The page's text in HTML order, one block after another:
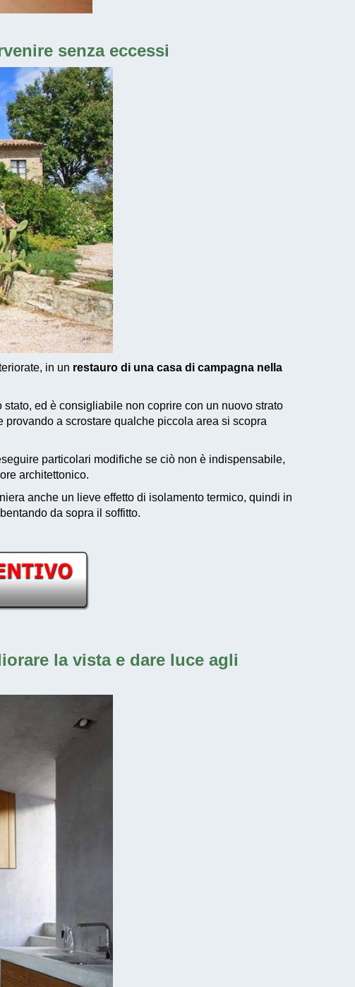
senza eccessi
in un restauro di una casa di campagna nella
ed è consigliabile non coprire con un nuovo strato
a scrostare qualche piccola area si scopra
particolari modifiche se ciò non è indispensabile,
architettonico.
anche un lieve effetto di isolamento termico, quindi in
da sopra il soffitto.
la vista e dare luce agli